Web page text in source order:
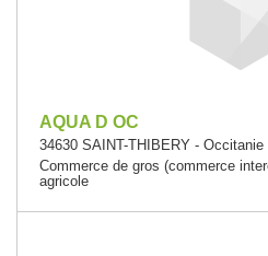
AQUA D OC
34630 SAINT-THIBERY - Occitanie
Commerce de gros (commerce
agricole